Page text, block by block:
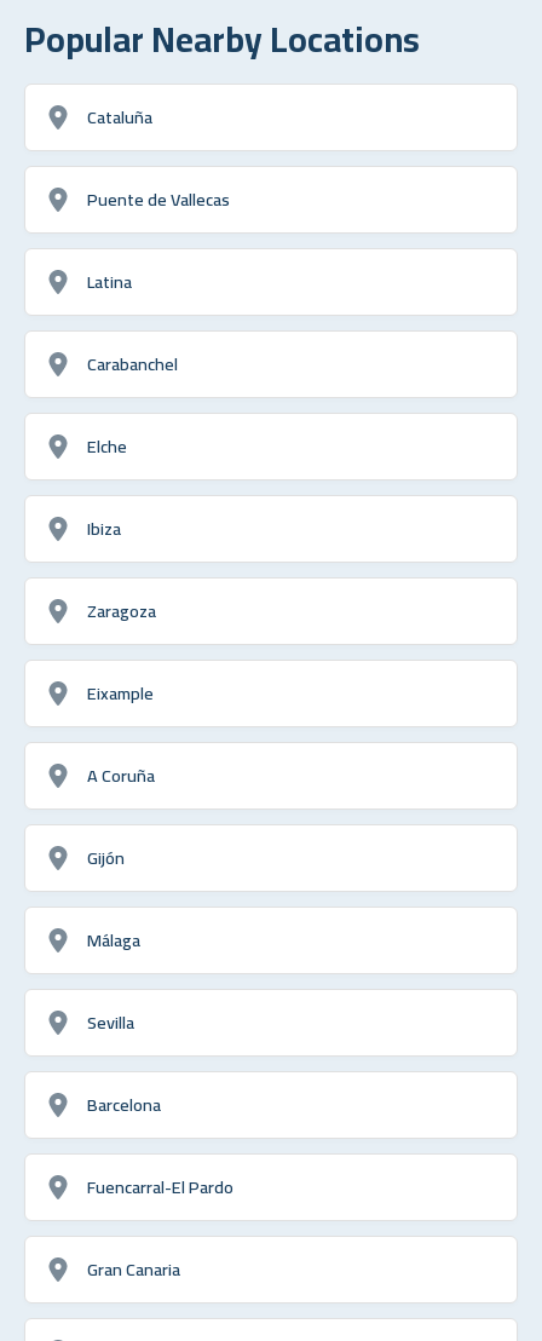
Popular Nearby Locations
Cataluña
Puente de Vallecas
Latina
Carabanchel
Elche
Ibiza
Zaragoza
Eixample
A Coruña
Gijón
Málaga
Sevilla
Barcelona
Fuencarral-El Pardo
Gran Canaria